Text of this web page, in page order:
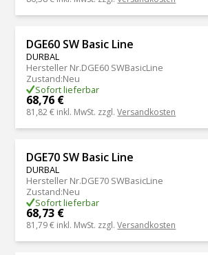
DGE60 SW Basic Line
DURBAL
Hersteller Nr.DGE60 SWBasicLine
Zustand:Neu
Sofort lieferbar
68,76 €
81,82 € inkl. MwSt. zzgl.Versandkosten
DGE70 SW Basic Line
DURBAL
Hersteller Nr.DGE70 SWBasicLine
Zustand:Neu
Sofort lieferbar
68,73 €
81,79 € inkl. MwSt. zzgl.Versandkosten